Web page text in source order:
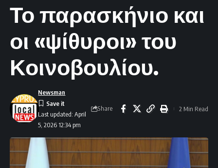
Το παρασκήνιο και
οι «ψίθυροι» του
Κοινοβουλίου.
Last updated: April
5, 2026 12:34 pm
Newsman
Share 2 Min Read